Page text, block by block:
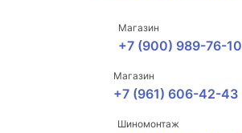
Магазин
+7 (900) 989-76-10
Магазин
+7 (961) 606-42-43
Шиномонтаж